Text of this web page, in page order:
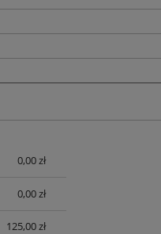
0,00 zł
0,00 zł
125,00 zł